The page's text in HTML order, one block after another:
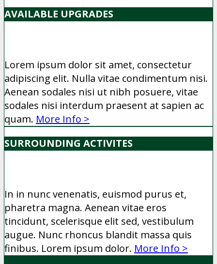
AVAILABLE UPGRADES
Lorem ipsum dolor sit amet, consectetur
adipiscing elit. Nulla vitae condimentum nisi.
Aenean sodales nisi ut nibh posuere, vitae
sodales nisi interdum praesent at sapien ac
quam. More Info >
SURROUNDING ACTIVITES
In in nunc venenatis, euismod purus et,
pharetra magna. Aenean vitae eros
tincidunt, scelerisque elit sed, vestibulum
augue. Nunc rhoncus blandit massa quis
finibus. Lorem ipsum dolor. More Info >